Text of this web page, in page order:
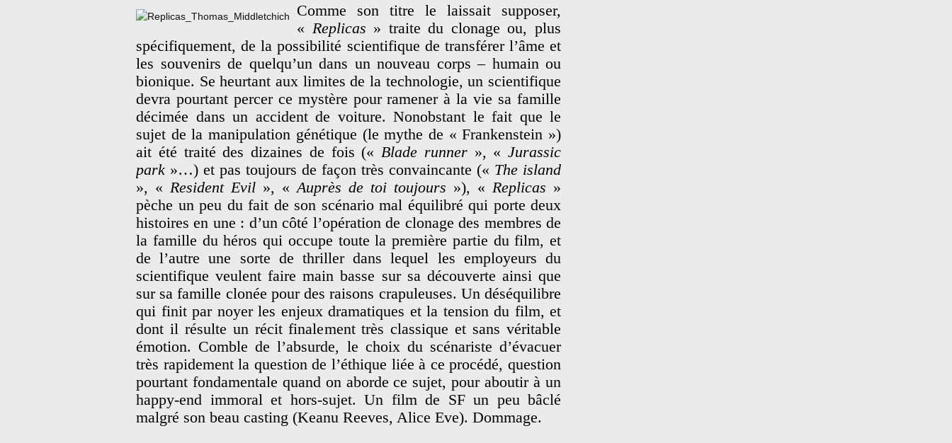
Comme son titre le laissait supposer,
« Replicas » traite du clonage ou, plus
spécifiquement, de la possibilité scientifique de transférer l’âme et
les souvenirs de quelqu’un dans un nouveau corps – humain ou
bionique. Se heurtant aux limites de la technologie, un scientifique
devra pourtant percer ce mystère pour ramener à la vie sa famille
décimée dans un accident de voiture. Nonobstant le fait que le
sujet de la manipulation génétique (le mythe de « Frankenstein »)
ait été traité des dizaines de fois (« Blade runner», « Jurassic
park »…) et pas toujours de façon très convaincante (« The island
», « Resident Evil », « Auprès de toi toujours »), « Replicas »
pèche un peu du fait de son scénario mal équilibré qui porte deux
histoires en une : d’un côté l’opération de clonage des membres de
la famille du héros qui occupe toute la première partie du film, et
de l’autre une sorte de thriller dans lequel les employeurs du
scientifique veulent faire main basse sur sa découverte ainsi que
sur sa famille clonée pour des raisons crapuleuses. Un déséquilibre
qui finit par noyer les enjeux dramatiques et la tension du film, et
dont il résulte un récit finalement très classique et sans véritable
émotion. Comble de l’absurde, le choix du scénariste d’évacuer
très rapidement la question de l’éthique liée à ce procédé, question
pourtant fondamentale quand on aborde ce sujet, pour aboutir à un
happy-end immoral et hors-sujet. Un film de SF un peu bâclé
malgré son beau casting (Keanu Reeves, Alice Eve). Dommage.